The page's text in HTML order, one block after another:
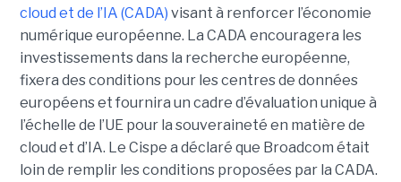
cloud et de l’IA (CADA) visant à renforcer l’économie
numérique européenne. La CADA encouragera les
investissements dans la recherche européenne,
fixera des conditions pour les centres de données
européens et fournira un cadre d’évaluation unique à
l’échelle de l’UE pour la souveraineté en matière de
cloud et d’IA. Le Cispe a déclaré que Broadcom était
loin de remplir les conditions proposées par la CADA.